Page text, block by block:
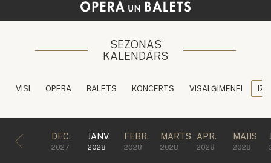
SEZONAS
KALENDĀRS
VISI OPERA BALETS KONCERTS VISAI ĢIMENEI
DEC.
2027
JANV.
2028
FEBR.
2028
MARTS
2028
APR.
2028
MAIJS
2028